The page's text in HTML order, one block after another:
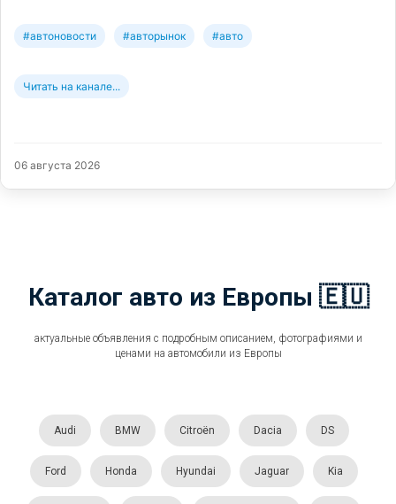
#автоновости #авторынок #авто
Читать на канале...
06 августа 2026
Каталог авто из Европы 🇪🇺
актуальные объявления с подробным описанием, фотографиями и
ценами на автомобили из Европы
Audi BMW Citroën Dacia DS
Ford Honda Hyundai Jaguar Kia